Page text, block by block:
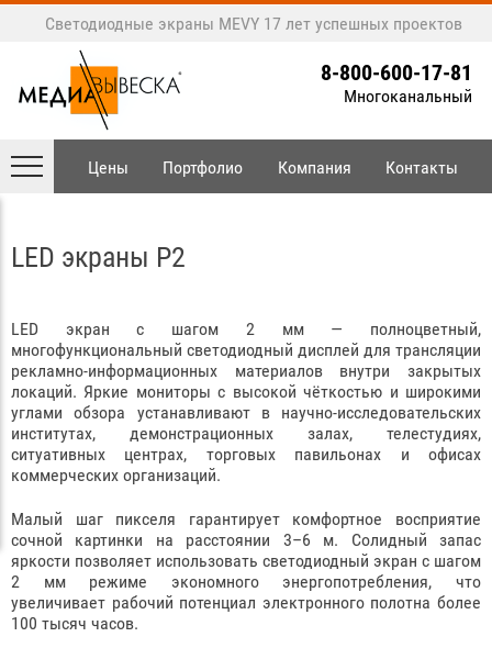
Светодиодные экраны MEVY 17 лет успешных проектов
8-800-600-17-81
Многоканальный
Цены Портфолио Компания Контакты
LED экраны P2
LED экран с шагом 2 мм — полноцветный,
многофункциональный светодиодный дисплей для трансляции
рекламно-информационных материалов внутри закрытых
локаций. Яркие мониторы с высокой чёткостью и широкими
углами обзора устанавливают в научно-исследовательских
институтах, демонстрационных залах, телестудиях,
ситуативных центрах, торговых павильонах и офисах
коммерческих организаций.
Малый шаг пикселя гарантирует комфортное восприятие
сочной картинки на расстоянии 3–6 м. Солидный запас
яркости позволяет использовать светодиодный экран с шагом
2 мм режиме экономного энергопотребления, что
увеличивает рабочий потенциал электронного полотна более
100 тысяч часов.